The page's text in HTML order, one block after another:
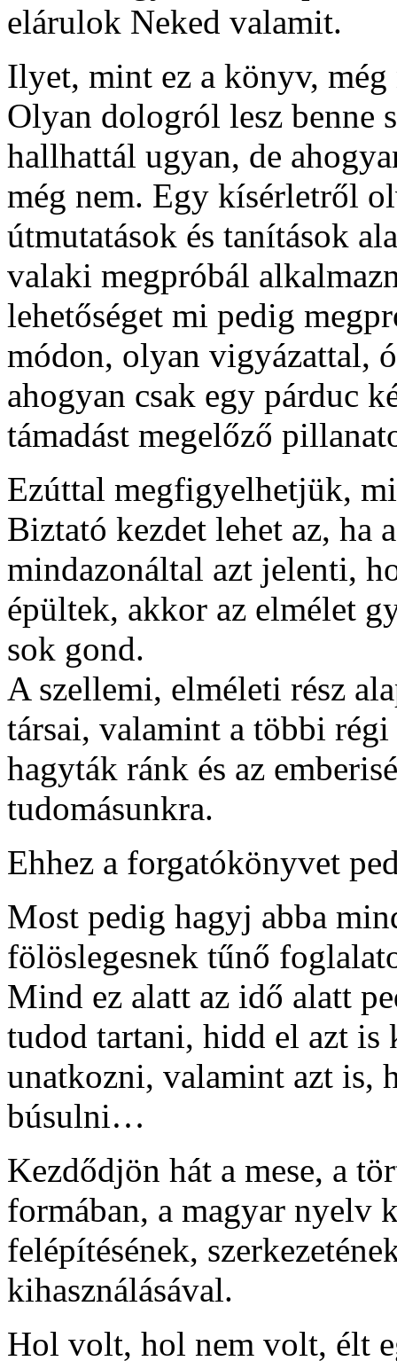
elárulok Neked valamit.
Ilyet, mint ez a könyv, még
Olyan dologról lesz benne
hallhattál ugyan, de
még nem. Egy kísérletről
útmutatások és tanítások
valaki megpróbál
lehetőséget mi pedig
módon, olyan vigyázattal,
ahogyan csak egy párduc
támadást megelőző
Ezúttal megfigyelhetjük,
Biztató kezdet lehet az, ha
mindazonáltal azt jelenti,
épültek, akkor az elmélet
sok gond.
A szellemi, elméleti rész
társai, valamint a többi
hagyták ránk és az
tudomásunkra.
Ehhez a forgatókönyvet
Most pedig hagyj abba
fölöslegesnek tűnő
Mind ez alatt az idő alatt
tudod tartani, hidd el azt is
unatkozni, valamint azt is,
búsulni…
Kezdődjön hát a mese, a
formában, a magyar nyelv
felépítésének,
kihasználásával.
Hol volt, hol nem volt, élt